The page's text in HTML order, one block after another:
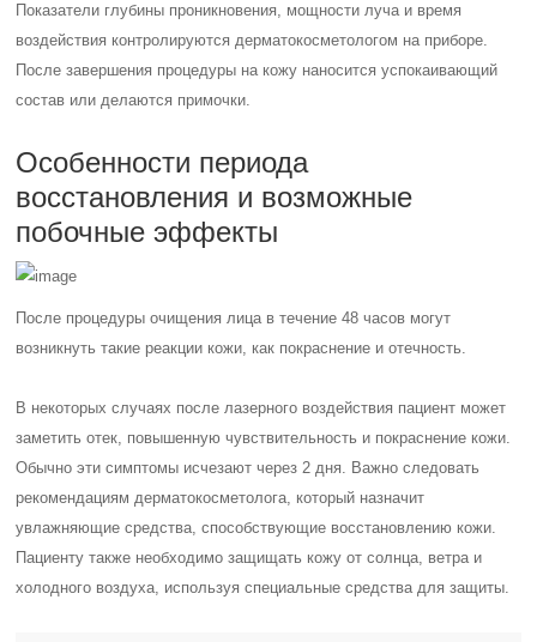
Показатели глубины проникновения, мощности луча и время
воздействия контролируются дерматокосметологом на приборе.
После завершения процедуры на кожу наносится успокаивающий
состав или делаются примочки.
Особенности периода
восстановления и возможные
побочные эффекты
После процедуры очищения лица в течение 48 часов могут
возникнуть такие реакции кожи, как покраснение и отечность.
В некоторых случаях после лазерного воздействия пациент может
заметить отек, повышенную чувствительность и покраснение кожи.
Обычно эти симптомы исчезают через 2 дня. Важно следовать
рекомендациям дерматокосметолога, который назначит
увлажняющие средства, способствующие восстановлению кожи.
Пациенту также необходимо защищать кожу от солнца, ветра и
холодного воздуха, используя специальные средства для защиты.